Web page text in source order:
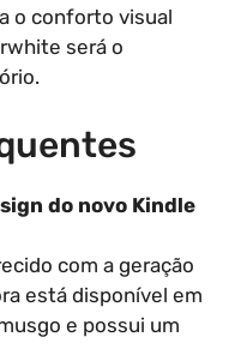
o conforto visual
será o
do novo Kindle
com a geração
está disponível em
e possui um